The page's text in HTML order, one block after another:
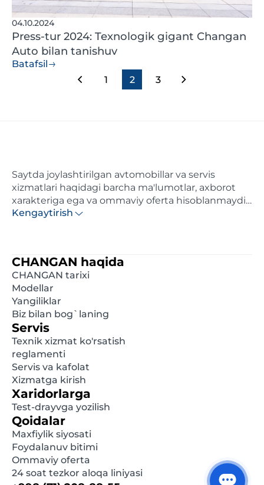
04.10.2024
Press-tur 2024: Texnologik gigant Changan
Auto bilan tanishuv
Batafsil
1
2 3
Saytda joylashtirilgan avtomobillar va servis
xizmatlari haqidagi barcha ma'lumotlar, axborot
xarakteriga ega va ommaviy oferta hisoblanmaydi.
Ushbu saytda ko'rsatilgan narxlar axborotiy
rasmiy diler bilan bog'laning. Ushbu saytda e'lon
qilingan ma'lumotlar oldindan xabardor
qilinmasdan istalgan damda o'zgartirilishi mumkin.
Kengaytirish
CHANGAN haqida
CHANGAN tarixi
Modellar
Yangiliklar
Biz bilan bog`laning
Servis
Texnik xizmat ko'rsatish
reglamenti
Servis va kafolat
Xizmatga kirish
Xaridorlarga
Test-drayvga yozilish
Qoidalar
Maxfiylik siyosati
Foydalanuv bitimi
Ommaviy oferta
24 soat tezkor aloqa liniyasi